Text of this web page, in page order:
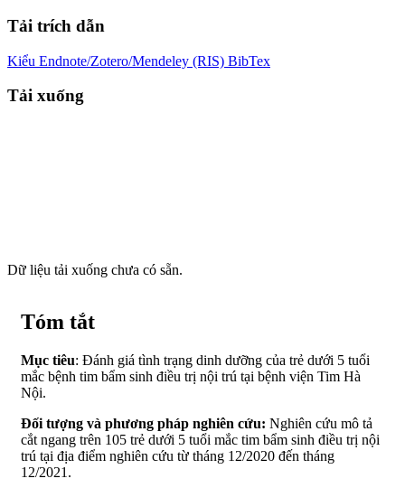
Tải trích dẫn
Kiểu Endnote/Zotero/Mendeley (RIS) BibTex
Tải xuống
Dữ liệu tải xuống chưa có sẵn.
Tóm tắt
Mục tiêu: Đánh giá tình trạng dinh dưỡng của trẻ dưới 5 tuổi
mắc bệnh tim bẩm sinh điều trị nội trú tại bệnh viện Tim Hà
Nội.
Đối tượng và phương pháp nghiên cứu: Nghiên cứu mô tả
cắt ngang trên 105 trẻ dưới 5 tuổi mắc tim bẩm sinh điều trị nội
trú tại địa điểm nghiên cứu từ tháng 12/2020 đến tháng
12/2021.